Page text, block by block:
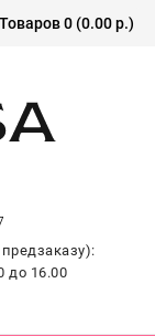
Товаров 0 (0.00 р.)
до 16.00